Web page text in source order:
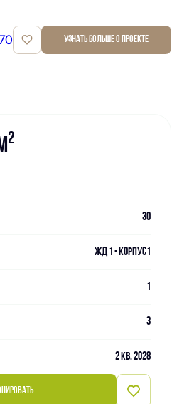
Узнать больше о проекте
Забронировать
2
30
ЖД 1 - Корпус1
1
3
2 кв. 2028